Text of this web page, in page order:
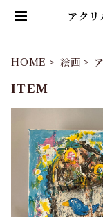
アク
HOME 絵画
ITEM